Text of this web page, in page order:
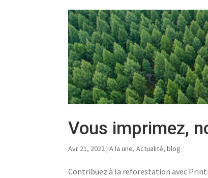
Vous imprimez,
Avr 21, 2022|A la une,Actualité,blog
Contribuez à la reforestation avec